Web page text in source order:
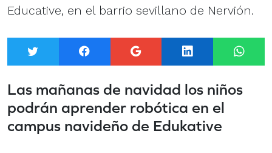
Educative, en el barrio sevillano de Nervión.
Twitter Facebook Google+ LinkedIn
Las mañanas de navidad los niños
podrán aprender robótica en el
campus navideño de Edukative